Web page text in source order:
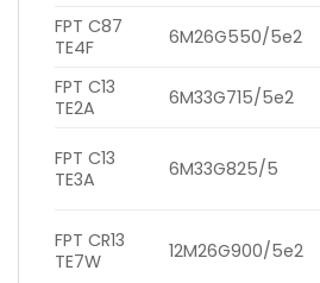
FPT C87
TE4F
6M26G550/5e2
FPT C13
TE2A
6M33G715/5e2
FPT C13
TE3A
6M33G825/5
FPT CR13
TE7W
12M26G900/5e2